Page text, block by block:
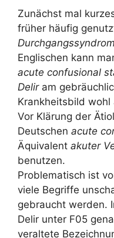
Zunächst mal
früher häufig
Durchgangssyndrom
Englischen kann
acute confusional
Deliram
Krankheitsbild
Vor Klärung der
Deutschen acute
Äquivalent akuter
benutzen.
Problematisch ist
viele Begriffe
gebraucht werden.
Delir unter F05
veraltete